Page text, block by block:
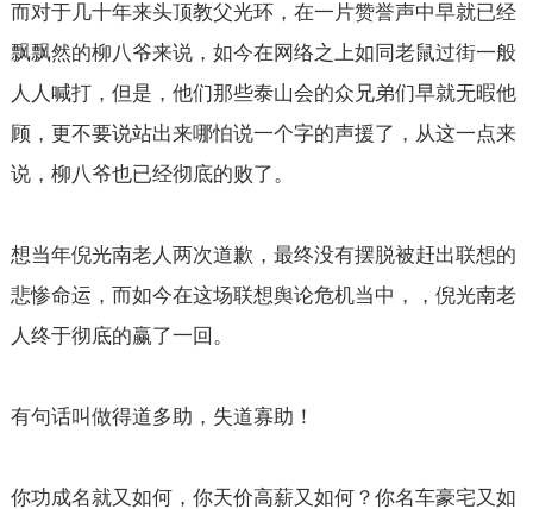
而对于几十年来头顶教父光环，在一片赞誉声中早就已经
飘飘然的柳八爷来说，如今在网络之上如同老鼠过街一般
人人喊打，但是，他们那些泰山会的众兄弟们早就无暇他
顾，更不要说站出来哪怕说一个字的声援了，从这一点来
说，柳八爷也已经彻底的败了。
想当年倪光南老人两次道歉，最终没有摆脱被赶出联想的
悲惨命运，而如今在这场联想舆论危机当中，，倪光南老
人终于彻底的赢了一回。
有句话叫做得道多助，失道寡助！
你功成名就又如何，你天价高薪又如何？你名车豪宅又如